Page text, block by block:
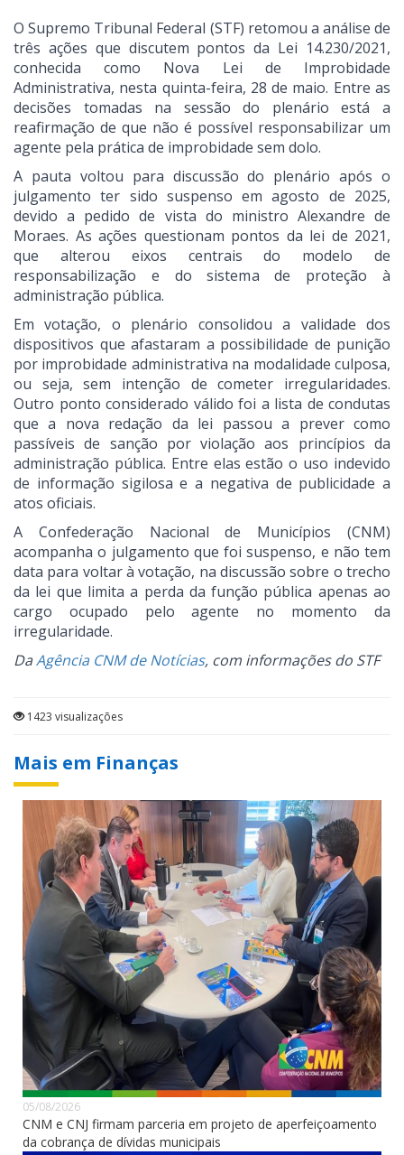
O Supremo Tribunal Federal (STF) retomou a análise de
três ações que discutem pontos da Lei 14.230/2021,
conhecida como Nova Lei de Improbidade
Administrativa, nesta quinta-feira, 28 de maio. Entre as
decisões tomadas na sessão do plenário está a
reafirmação de que não é possível responsabilizar um
agente pela prática de improbidade sem dolo.
A pauta voltou para discussão do plenário após o
julgamento ter sido suspenso em agosto de 2025,
devido a pedido de vista do ministro Alexandre de
Moraes. As ações questionam pontos da lei de 2021,
que alterou eixos centrais do modelo de
responsabilização e do sistema de proteção à
administração pública.
Em votação, o plenário consolidou a validade dos
dispositivos que afastaram a possibilidade de punição
por improbidade administrativa na modalidade culposa,
ou seja, sem intenção de cometer irregularidades.
Outro ponto considerado válido foi a lista de condutas
que a nova redação da lei passou a prever como
passíveis de sanção por violação aos princípios da
administração pública. Entre elas estão o uso indevido
de informação sigilosa e a negativa de publicidade a
atos oficiais.
A Confederação Nacional de Municípios (CNM)
acompanha o julgamento que foi suspenso, e não tem
data para voltar à votação, na discussão sobre o trecho
da lei que limita a perda da função pública apenas ao
cargo ocupado pelo agente no momento da
irregularidade.
DaAgência CNM de Notícias, com informações do STF
1423 visualizações
Mais em Finanças
05/08/2026
CNM e CNJ firmam parceria em projeto de aperfeiçoamento
da cobrança de dívidas municipais